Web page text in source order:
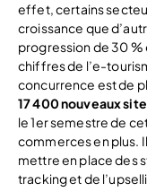
effet, certains
croissance que
progression de 30 %
chiffres de l’e-
concurrence est de
17 400 nouveaux
le 1er semestre de
commerces en plus.
mettre en place des
tracking et de